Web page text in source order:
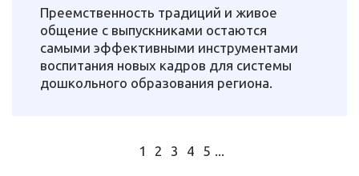
Преемственность традиций и живое
общение с выпускниками остаются
самыми эффективными инструментами
воспитания новых кадров для системы
дошкольного образования региона.
1 2 3 4 5